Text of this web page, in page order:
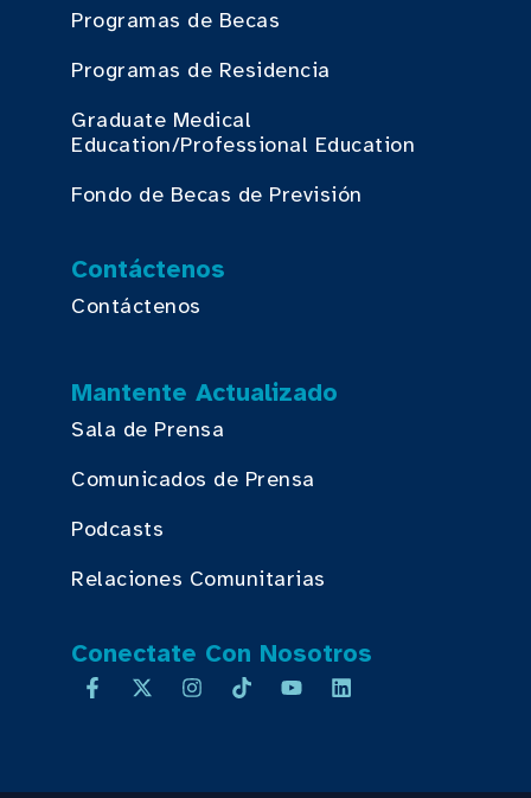
Programas de Becas
Programas de Residencia
Graduate Medical
Education/Professional Education
Fondo de Becas de Previsión
Contáctenos
Contáctenos
Mantente Actualizado
Sala de Prensa
Comunicados de Prensa
Podcasts
Relaciones Comunitarias
Conectate Con Nosotros